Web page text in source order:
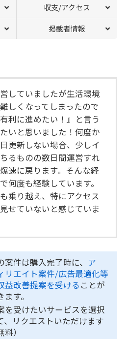
収支/アクセス
掲載者情報
していましたが生活環境
しくなってしまったので
利に進めたい！』と言う
いと思いました！何度か
更新しない場合、少しイ
るものの数日間運営すれ
速に戻ります。そんな経
何度も経験しています。
乗り越え、特にアクセス
せていないと感じていま
案件は購入完了時に、 ア
リエイト案件/広告最適化等
益改善提案を受ける ことが
ます。
を受けたいサービスを選択
、リクエストいただけます
料）